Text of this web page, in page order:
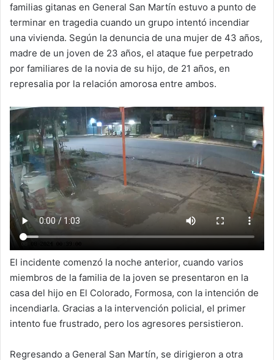
familias gitanas en General San Martín estuvo a punto de
terminar en tragedia cuando un grupo intentó incendiar
una vivienda. Según la denuncia de una mujer de 43 años,
madre de un joven de 23 años, el ataque fue perpetrado
por familiares de la novia de su hijo, de 21 años, en
represalia por la relación amorosa entre ambos.
El incidente comenzó la noche anterior, cuando varios
miembros de la familia de la joven se presentaron en la
casa del hijo en El Colorado, Formosa, con la intención de
incendiarla. Gracias a la intervención policial, el primer
intento fue frustrado, pero los agresores persistieron.
Regresando a General San Martín, se dirigieron a otra